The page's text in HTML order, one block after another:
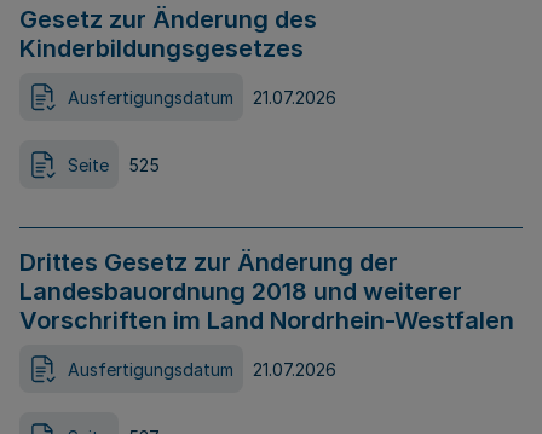
Gesetz zur Änderung des
Kinderbildungsgesetzes
Ausfertigungsdatum 21.07.2026
Seite 525
Drittes Gesetz zur Änderung der
Landesbauordnung 2018 und weiterer
Vorschriften im Land Nordrhein-Westfalen
Ausfertigungsdatum 21.07.2026